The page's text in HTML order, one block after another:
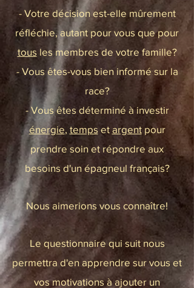
- Votre décision est-elle mûrement
réfléchie, autant pour vous que pour
tous les membres de votre famille?
- Vous êtes-vous bien informé sur la
race?
- Vous êtes déterminé à investir
énergie, temps et argentpour
prendre soin et répondre aux
besoins d'un épagneul français?
Nous aimerions vous connaître!
Le questionnaire qui suit nous
permettra d'en apprendre sur vous et
vos motivations à ajouter un